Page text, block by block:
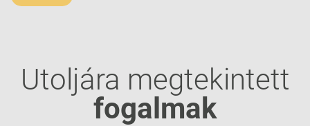
Utoljára megtekintett
fogalmak